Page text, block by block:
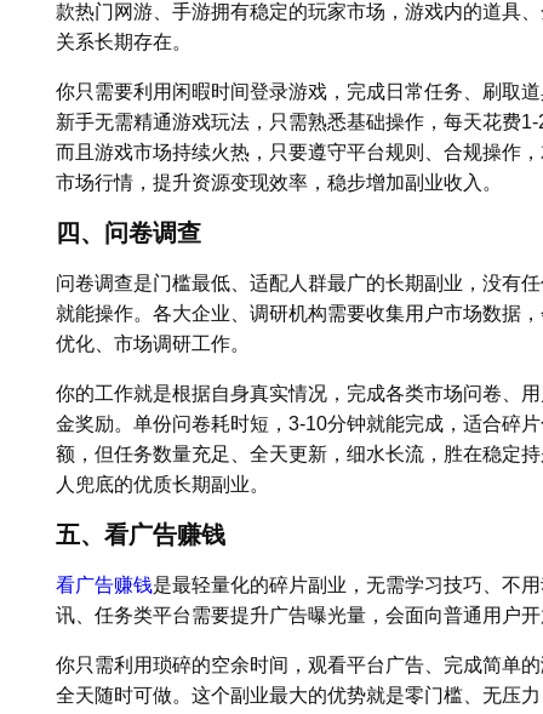
款热门网游、手游拥有稳定的玩家市场，游戏内的道具
关系长期存在。
你只需要利用闲暇时间登录游戏，完成日常任务、刷取
新手无需精通游戏玩法，只需熟悉基础操作，每天花费
而且游戏市场持续火热，只要遵守平台规则、合规操作
市场行情，提升资源变现效率，稳步增加副业收入。
四、问卷调查
问卷调查是门槛最低、适配人群最广的长期副业，没有
就能操作。各大企业、调研机构需要收集用户市场数据
优化、市场调研工作。
你的工作就是根据自身真实情况，完成各类市场问卷、
金奖励。单份问卷耗时短，3-10分钟就能完成，适合碎
额，但任务数量充足、全天更新，细水长流，胜在稳定
人兜底的优质长期副业。
五、看广告赚钱
看广告赚钱是最轻量化的碎片副业，无需学习技巧、不
讯、任务类平台需要提升广告曝光量，会面向普通用户
你只需利用琐碎的空余时间，观看平台广告、完成简单
全天随时可做。这个副业最大的优势就是零门槛、无压